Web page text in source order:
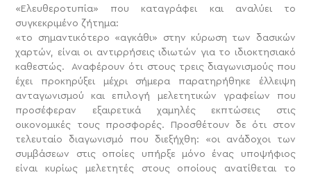
«Ελευθεροτυπία» που καταγράφει και αναλύει το
συγκεκριμένο ζήτημα:
«το σημαντικότερο «αγκάθι» στην κύρωση των δασικών
χαρτών, είναι οι αντιρρήσεις ιδιωτών για το ιδιοκτησιακό
καθεστώς. Αναφέρουν ότι στους τρεις διαγωνισμούς που
έχει προκηρύξει μέχρι σήμερα παρατηρήθηκε έλλειψη
ανταγωνισμού και επιλογή μελετητικών γραφείων που
προσέφεραν εξαιρετικά χαμηλές εκπτώσεις στις
οικονομικές τους προσφορές.
Προσθέτουν δε ότι στον
τελευταίο διαγωνισμό που διεξήχθη: «οι ανάδοχοι των
συμβάσεων στις οποίες υπήρξε μόνο ένας υποψήφιος
είναι κυρίως μελετητές στους οποίους ανατίθεται το